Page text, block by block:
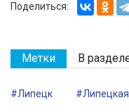
Поделиться:
Метки В
#Липецк